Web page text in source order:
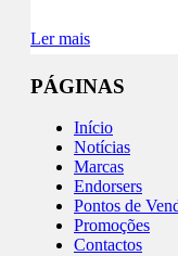
Ler mais
PÁGINAS
Início
Notícias
Marcas
Endorsers
Pontos de
Promoções
Contactos